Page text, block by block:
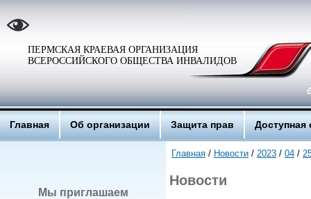
ПЕРМСКАЯ КРАЕВАЯ ОРГАНИЗАЦИЯ
ВСЕРОССИЙСКОГО ОБЩЕСТВА ИНВАЛИДОВ
Главная Об организации Защита прав Доступная
Мы приглашаем
Главная / Новости / 2023 / 04 /
Новости